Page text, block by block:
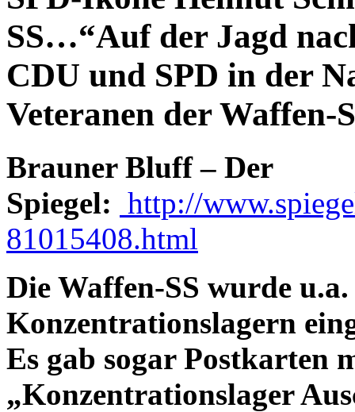
SS…“Auf der Jagd
CDU und SPD in der
Veteranen der Waffen-
Brauner Bluff – Der
Spiegel: http://
81015408.html
Die Waffen-SS wurde
Konzentrationslagern
Es gab sogar Postkarten
„Konzentrationslager